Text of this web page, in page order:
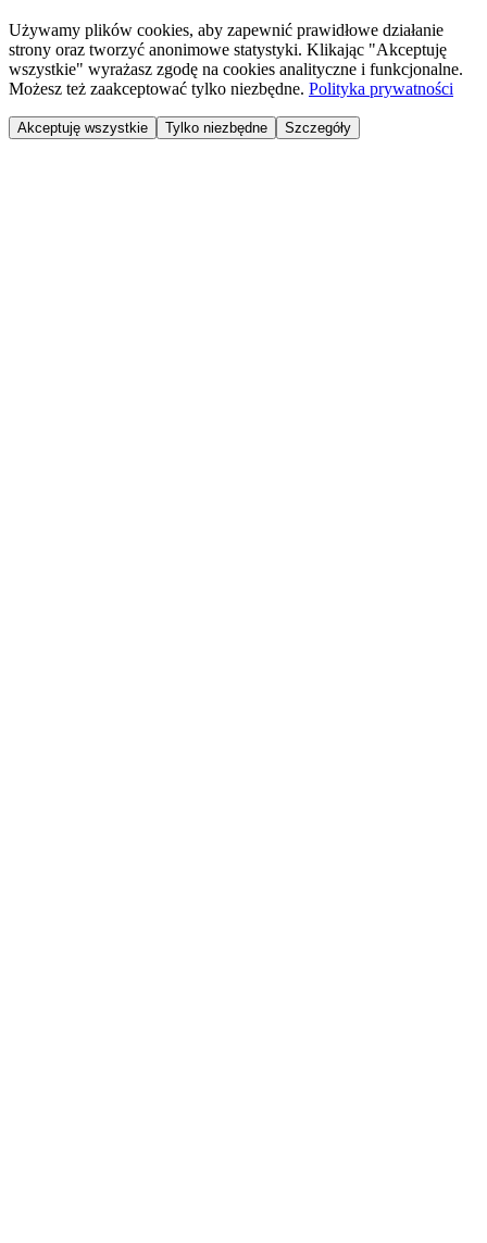
Używamy plików cookies, aby zapewnić prawidłowe działanie
strony oraz tworzyć anonimowe statystyki. Klikając "Akceptuję
wszystkie" wyrażasz zgodę na cookies analityczne i funkcjonalne.
Możesz też zaakceptować tylko niezbędne. Polityka prywatności
Akceptuję wszystkie Tylko niezbędne Szczegóły